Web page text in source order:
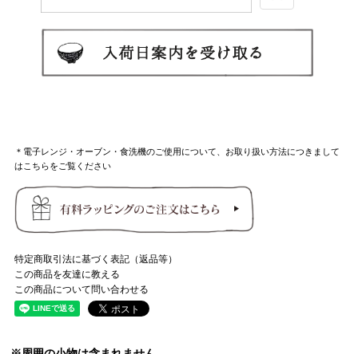
＊電子レンジ・オーブン・食洗機のご使用について、お取り扱い方法につきまして
はこちらをご覧ください
特定商取引法に基づく表記（返品等）
この商品を友達に教える
この商品について問い合わせる